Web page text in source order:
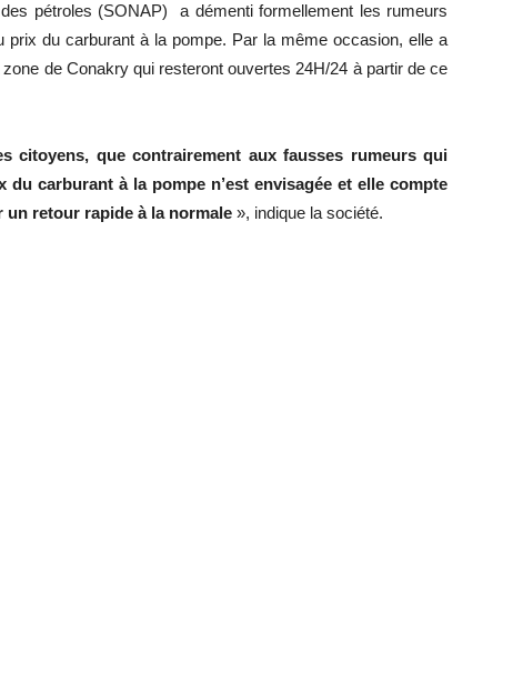
pétroles (SONAP) a démenti formellement les rumeurs
prix du carburant à la pompe. Par la même occasion, elle a
de Conakry qui resteront ouvertes 24H/24 à partir de ce
citoyens, que contrairement aux fausses rumeurs qui
carburant à la pompe n’est envisagée et elle compte
retour rapide à la normale », indique la société.